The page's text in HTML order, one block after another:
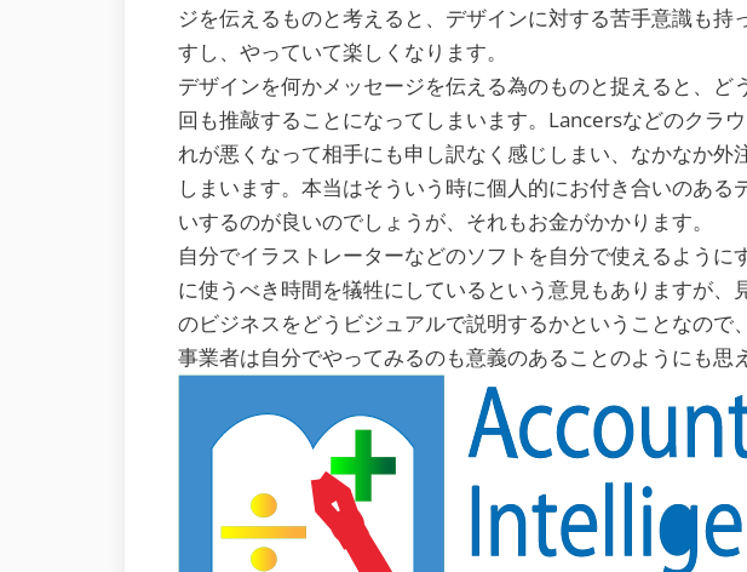
ジを伝えるものと考えると、デザインに対する苦手意識も持
すし、やっていて楽しくなります。
デザインを何かメッセージを伝える為のものと捉えると、ど
回も推敲することになってしまいます。Lancersなどのクラ
れが悪くなって相手にも申し訳なく感じしまい、なかなか外
しまいます。本当はそういう時に個人的にお付き合いのある
いするのが良いのでしょうが、それもお金がかかります。
自分でイラストレーターなどのソフトを自分で使えるように
に使うべき時間を犠牲にしているという意見もありますが、
のビジネスをどうビジュアルで説明するかということなので
事業者は自分でやってみるのも意義のあることのようにも思